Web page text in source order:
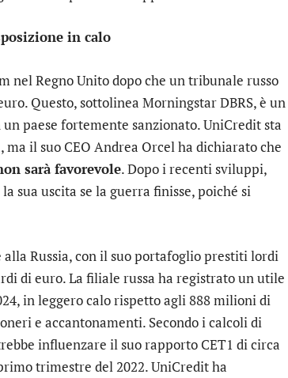
in calo
nel Regno Unito dopo che un tribunale russo
Questo, sottolinea Morningstar DBRS, è un
paese fortemente sanzionato. UniCredit sta
il suo CEO Andrea Orcel ha dichiarato che
sarà favorevole. Dopo i recenti sviluppi,
sua uscita se la guerra finisse, poiché si
Russia, con il suo portafoglio prestiti lordi
di euro. La filiale russa ha registrato un utile
in leggero calo rispetto agli 888 milioni di
e accantonamenti. Secondo i calcoli di
influenzare il suo rapporto CET1 di circa
trimestre del 2022. UniCredit ha